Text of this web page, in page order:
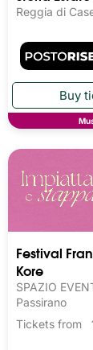
POOH60 –
Storia Estate